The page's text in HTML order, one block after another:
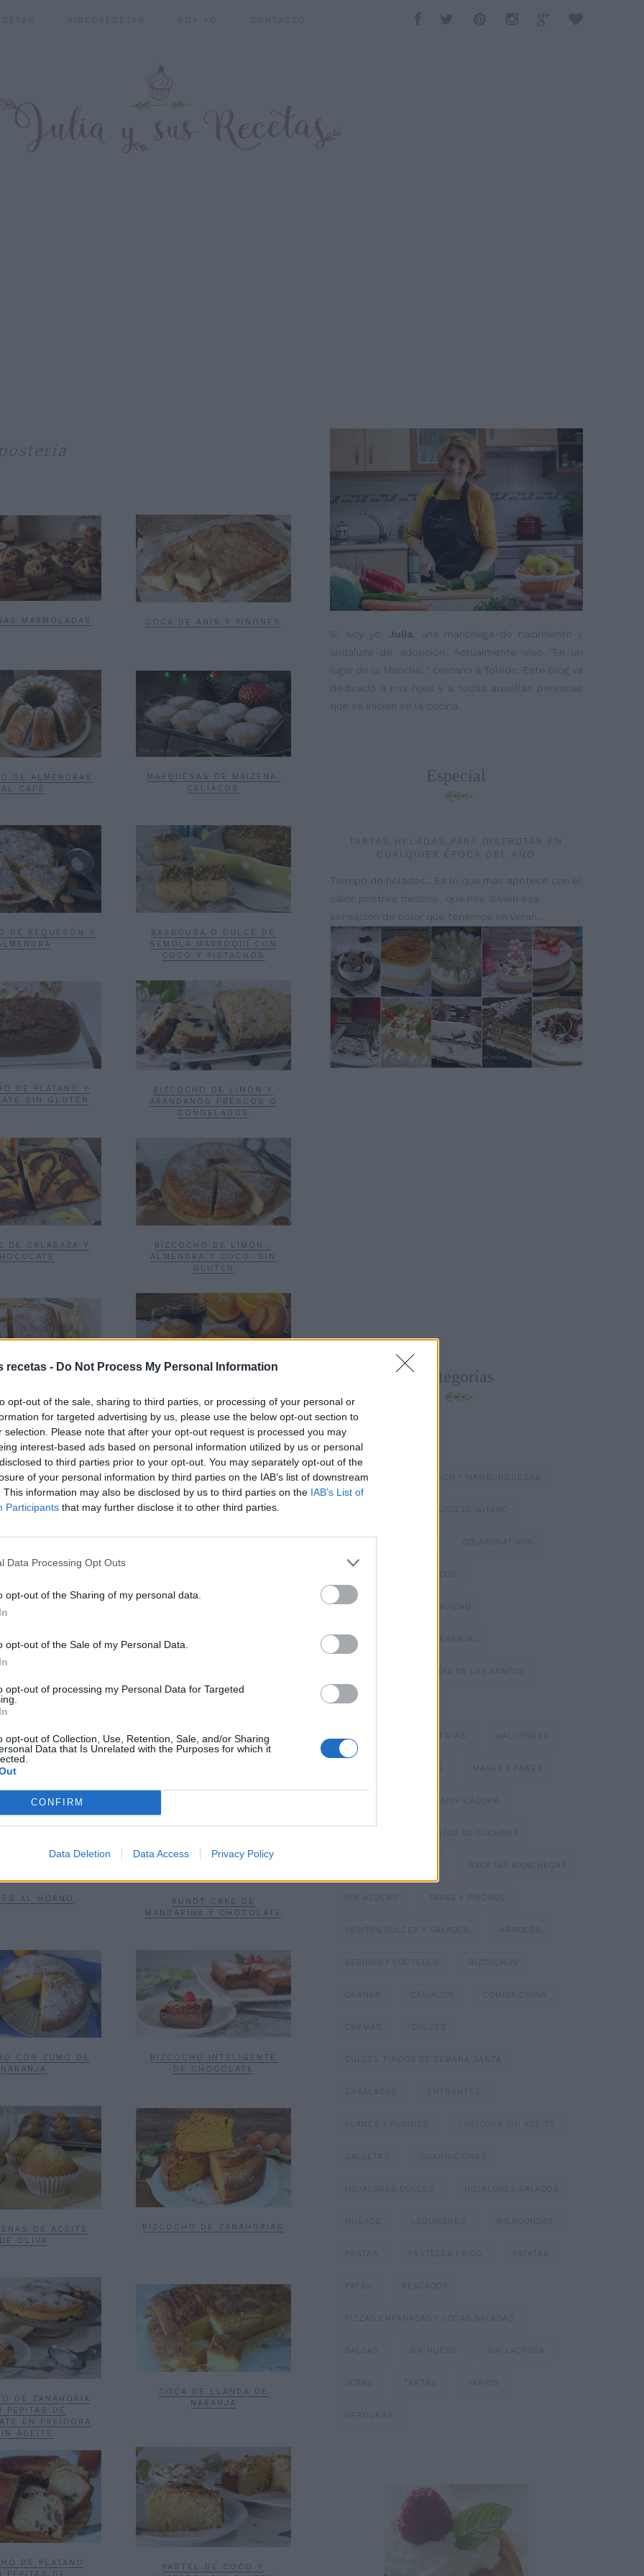
recetas - Do Not Process My Personal Information
opt-out of the sale, sharing to third parties, or processing of your personal or
for targeted advertising by us, please use the below opt-out section to
selection. Please note that after your opt-out request is processed you may
interest-based ads based on personal information utilized by us or personal
to third parties prior to your opt-out. You may separately opt-out of the
of your personal information by third parties on the IAB’s list of downstream
This information may also be disclosed by us to third parties on the IAB’s List of
Participants that may further disclose it to other third parties.
Data Processing Opt Outs
opt-out of the Sharing of my personal data.
opt-out of the Sale of my Personal Data.
opt-out of processing my Personal Data for Targeted
opt-out of Collection, Use, Retention, Sale, and/or Sharing
Data that Is Unrelated with the Purposes for which it
CONFIRM
Data Deletion Data Access Privacy Policy
MARMOLADAS COCA DE ANÍS Y PIÑONES
DE ALMENDRAS
AL CAFÉ
MARQUESAS DE MAIZENA.
CELÍACOS
DE REQUESÓN Y
BASBOUSA O DULCE DE
SÉMOLA MARROQUÍ CON
COCO Y PISTACHOS
DE PLÁTANO Y
SIN GLUTEN
BIZCOCHO DE LIMÓN Y
ARÁNDANOS FRESCOS O
CONGELADOS
DE CALABAZA Y
BIZCOCHO DE LIMÓN ,
ALMENDRA Y COCO. SIN
GLUTEN
DE NATILLAS
MAGDALENAS DE NARANJA
DE ALMENDRA Y
DE MANZANA Y
FÉCULA DE PATATA. SIN
GLUTEN
AL HORNO
BUNDT CAKE DE
MANDARINA Y CHOCOLATE
CON ZUMO DE
NARANJA
BIZCOCHO INTELIGENTE
DE CHOCOLATE
DE ACEITE
DE OLIVA
BIZCOCHO DE ZANAHORIAS
DE ZANAHORIA
PEPITAS DE
EN FREIDORA
ACEITE
COCA DE LLANDA DE
NARANJA
DE PLÁTANO
PEPITAS DE
PASTEL DE COCO Y
Sí, soy yo.Julia , una manchega de nacimiento y
andaluza de adopción. Actualmente vivo "En un
lugar de la Mancha..." cercano a Toledo. Este blog va
dedicado a mis hijos y a todas aquellas personas
que se inicien en la cocina.
Especial
TARTAS HELADAS PARA DISFRUTAR EN
CUALQUIER ÉPOCA DEL AÑO
Tiempo de helados... Es lo que más apetece con el
calor, postres frescos , que nos alivien esa
sensación de color que tenemos en veran...
Categorías
BATIDOS Y ZUMOS
BOCADILLOS Y SÁNDWICH Y HAMBURGUESAS
BRAZOS DE GITANO
COLABORATIVOS
DULCES TÍPICOS DE NAVIDAD
DULCES TÍPICOS DE CARNAVAL
DULCES TÍPICOS DEL DÍA DE LOS SANTOS
ESPECIAL NAVIDAD
GAZPACHOS Y SOPAS FRIAS HALLOWEEN
MASAS Y PANES
PANIFICADORA
PLATOS DE CUCHARA
RECETAS MANCHEGAS
SIN AZÚCAR TAPAS Y PINCHOS
VASITOS DULCES Y SALADOS ARROCES
BEBIDAS Y CÓCTELES BIZCOCHOS
CARNES CELIACOS COMIDA CHINA
CREMAS
DULCES TIPICOS DE SEMANA SANTA
ENSALADAS ENTRANTES
FLANES Y PUDINES FREIDORA SIN ACEITE
GALLETAS GUARNICIONES
HOJALDRES DULCES HOJALDRES SALADOS
HUEVOS LEGUMBRES MICROONDAS
PASTAS PASTELES FRÍOS PATATAS
PATÉS PESCADOS
PIZZAS EMPANADAS Y COCAS SALADAS
SALSAS SIN HUEVO SIN LACTOSA
SOPAS TARTAS VARIOS
VERDURAS